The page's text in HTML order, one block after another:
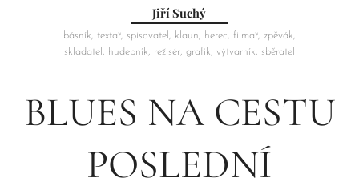
Jiří Suchý
básník, textař, spisovatel, klaun, herec, filmař, zpěvák,
skladatel, hudebník, režisér, grafik, výtvarník, sběratel
BLUES NA CESTU
POSLEDNÍ